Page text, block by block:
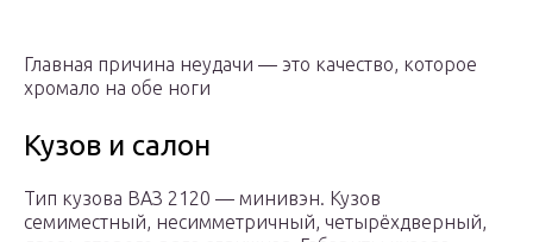
Главная причина неудачи — это качество, которое
хромало на обе ноги
Кузов и салон
Тип кузова ВАЗ 2120 — минивэн. Кузов
семиместный, несимметричный, четырёхдверный,